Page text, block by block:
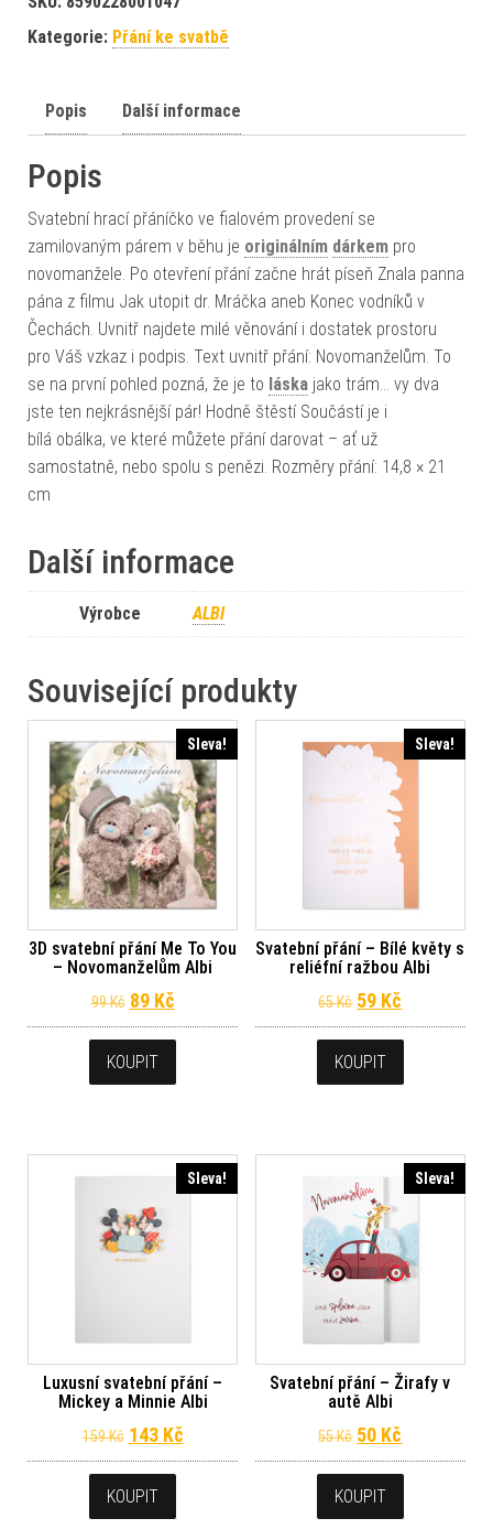
Kategorie: Přání ke svatbě
Popis Další informace
Popis
Svatební hrací přáníčko ve fialovém provedení se
zamilovaným párem v běhu je originálním dárkem pro
novomanžele. Po otevření přání začne hrát píseň Znala panna
pána z filmu Jak utopit dr. Mráčka aneb Konec vodníků v
Čechách. Uvnitř najdete milé věnování i dostatek prostoru
pro Váš vzkaz i podpis. Text uvnitř přání: Novomanželům. To
se na první pohled pozná, že je to láska jako trám… vy dva
jste ten nejkrásnější pár! Hodně štěstí Součástí je i
bílá obálka, ve které můžete přání darovat – ať už
samostatně, nebo spolu s penězi. Rozměry přání: 14,8 × 21
cm
Další informace
Výrobce ALBI
Související produkty
Sleva!
3D svatební přání Me To You
– Novomanželům Albi
99Kč Původní cena byla: 99 Kč.
89 KčAktuální cena je: 89 Kč.
KOUPIT
Sleva!
Svatební přání – Bílé květy s
reliéfní ražbou Albi
65Kč Původní cena
59 Kč
KOUPIT
Sleva!
Luxusní svatební přání –
Mickey a Minnie Albi
159Kč Původní cena byla: 159 Kč.
143 KčAktuální cena je: 143 Kč.
KOUPIT
Sleva!
Svatební přání – Žirafy v
autě Albi
55Kč Původní cena
50 Kč
KOUPIT